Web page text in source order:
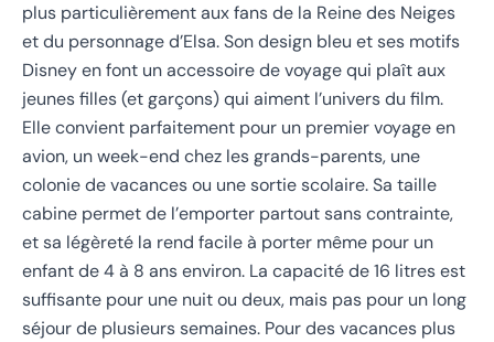
plus particulièrement aux fans de la Reine des Neiges
et du personnage d’Elsa. Son design bleu et ses motifs
Disney en font un accessoire de voyage qui plaît aux
jeunes filles (et garçons) qui aiment l’univers du film.
Elle convient parfaitement pour un premier voyage en
avion, un week-end chez les grands-parents, une
colonie de vacances ou une sortie scolaire. Sa taille
cabine permet de l’emporter partout sans contrainte,
et sa légèreté la rend facile à porter même pour un
enfant de 4 à 8 ans environ. La capacité de 16 litres est
suffisante pour une nuit ou deux, mais pas pour un long
séjour de plusieurs semaines. Pour des vacances plus